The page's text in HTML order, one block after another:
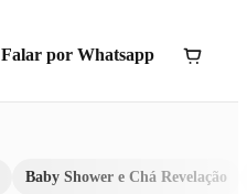
Falar por Whatsapp
Baby Shower e Chá Revelação